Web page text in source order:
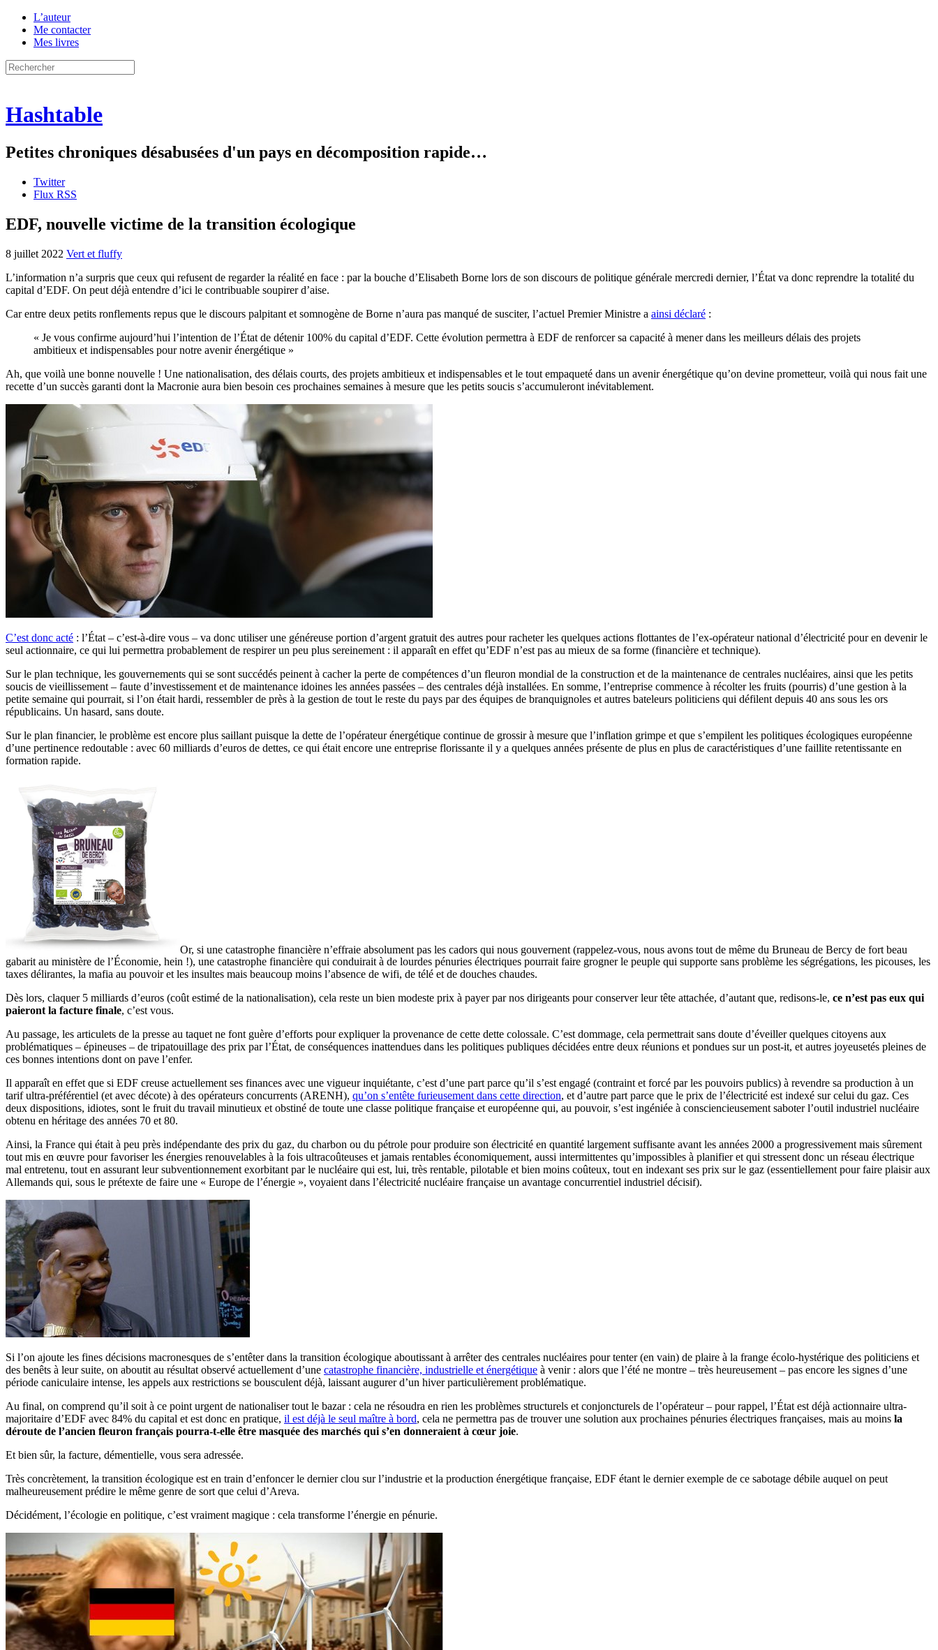
L’auteur
Me contacter
Mes livres
Hashtable
Petites chroniques désabusées d'un pays en décomposition rapide…
Twitter
Flux RSS
EDF, nouvelle victime de la transition écologique
8 juillet 2022 Vert et fluffy
L’information n’a surpris que ceux qui refusent de regarder la réalité en face : par la bouche d’Elisabeth Borne lors de son discours de politique générale mercredi dernier, l’État va donc reprendre la totalité du
capital d’EDF. On peut déjà entendre d’ici le contribuable soupirer d’aise.
Car entre deux petits ronflements repus que le discours palpitant et somnogène de Borne n’aura pas manqué de susciter, l’actuel Premier Ministre a ainsi déclaré :
« Je vous confirme aujourd’hui l’intention de l’État de détenir 100% du capital d’EDF. Cette évolution permettra à EDF de renforcer sa capacité à mener dans les meilleurs délais des projets
ambitieux et indispensables pour notre avenir énergétique »
Ah, que voilà une bonne nouvelle ! Une nationalisation, des délais courts, des projets ambitieux et indispensables et le tout empaqueté dans un avenir énergétique qu’on devine prometteur, voilà qui nous fait une
recette d’un succès garanti dont la Macronie aura bien besoin ces prochaines semaines à mesure que les petits soucis s’accumuleront inévitablement.
C’est donc acté : l’État – c’est-à-dire vous – va donc utiliser une généreuse portion d’argent gratuit des autres pour racheter les quelques actions flottantes de l’ex-opérateur national d’électricité pour en devenir le
seul actionnaire, ce qui lui permettra probablement de respirer un peu plus sereinement : il apparaît en effet qu’EDF n’est pas au mieux de sa forme (financière et technique).
Sur le plan technique, les gouvernements qui se sont succédés peinent à cacher la perte de compétences d’un fleuron mondial de la construction et de la maintenance de centrales nucléaires, ainsi que les petits
soucis de vieillissement – faute d’investissement et de maintenance idoines les années passées – des centrales déjà installées. En somme, l’entreprise commence à récolter les fruits (pourris) d’une gestion à la
petite semaine qui pourrait, si l’on était hardi, ressembler de près à la gestion de tout le reste du pays par des équipes de branquignoles et autres bateleurs politiciens qui défilent depuis 40 ans sous les ors
républicains. Un hasard, sans doute.
Sur le plan financier, le problème est encore plus saillant puisque la dette de l’opérateur énergétique continue de grossir à mesure que l’inflation grimpe et que s’empilent les politiques écologiques européenne
d’une pertinence redoutable : avec 60 milliards d’euros de dettes, ce qui était encore une entreprise florissante il y a quelques années présente de plus en plus de caractéristiques d’une faillite retentissante en
formation rapide.
Or, si une catastrophe financière n’effraie absolument pas les cadors qui nous gouvernent (rappelez-vous, nous avons tout de même du Bruneau de Bercy de fort beau
gabarit au ministère de l’Économie, hein !), une catastrophe financière qui conduirait à de lourdes pénuries électriques pourrait faire grogner le peuple qui supporte sans problème les ségrégations, les picouses, les
taxes délirantes, la mafia au pouvoir et les insultes mais beaucoup moins l’absence de wifi, de télé et de douches chaudes.
Dès lors, claquer 5 milliards d’euros (coût estimé de la nationalisation), cela reste un bien modeste prix à payer par nos dirigeants pour conserver leur tête attachée, d’autant que, redisons-le, ce n’est pas eux qui
paieront la facture finale, c’est vous.
Au passage, les articulets de la presse au taquet ne font guère d’efforts pour expliquer la provenance de cette dette colossale. C’est dommage, cela permettrait sans doute d’éveiller quelques citoyens aux
problématiques – épineuses – de tripatouillage des prix par l’État, de conséquences inattendues dans les politiques publiques décidées entre deux réunions et pondues sur un post-it, et autres joyeusetés pleines de
ces bonnes intentions dont on pave l’enfer.
Il apparaît en effet que si EDF creuse actuellement ses finances avec une vigueur inquiétante, c’est d’une part parce qu’il s’est engagé (contraint et forcé par les pouvoirs publics) à revendre sa production à un
tarif ultra-préférentiel (et avec décote) à des opérateurs concurrents (ARENH), qu’on s’entête furieusement dans cette direction, et d’autre part parce que le prix de l’électricité est indexé sur celui du gaz. Ces
deux dispositions, idiotes, sont le fruit du travail minutieux et obstiné de toute une classe politique française et européenne qui, au pouvoir, s’est ingéniée à consciencieusement saboter l’outil industriel nucléaire
obtenu en héritage des années 70 et 80.
Ainsi, la France qui était à peu près indépendante des prix du gaz, du charbon ou du pétrole pour produire son électricité en quantité largement suffisante avant les années 2000 a progressivement mais sûrement
tout mis en œuvre pour favoriser les énergies renouvelables à la fois ultracoûteuses et jamais rentables économiquement, aussi intermittentes qu’impossibles à planifier et qui stressent donc un réseau électrique
mal entretenu, tout en assurant leur subventionnement exorbitant par le nucléaire qui est, lui, très rentable, pilotable et bien moins coûteux, tout en indexant ses prix sur le gaz (essentiellement pour faire plaisir aux
Allemands qui, sous le prétexte de faire une « Europe de l’énergie », voyaient dans l’électricité nucléaire française un avantage concurrentiel industriel décisif).
Si l’on ajoute les fines décisions macronesques de s’entêter dans la transition écologique aboutissant à arrêter des centrales nucléaires pour tenter (en vain) de plaire à la frange écolo-hystérique des politiciens et
des benêts à leur suite, on aboutit au résultat observé actuellement d’une catastrophe financière, industrielle et énergétique à venir : alors que l’été ne montre – très heureusement – pas encore les signes d’une
période caniculaire intense, les appels aux restrictions se bousculent déjà, laissant augurer d’un hiver particulièrement problématique.
Au final, on comprend qu’il soit à ce point urgent de nationaliser tout le bazar : cela ne résoudra en rien les problèmes structurels et conjoncturels de l’opérateur – pour rappel, l’État est déjà actionnaire ultra-
majoritaire d’EDF avec 84% du capital et est donc en pratique, il est déjà le seul maître à bord, cela ne permettra pas de trouver une solution aux prochaines pénuries électriques françaises, mais au moins la
déroute de l’ancien fleuron français pourra-t-elle être masquée des marchés qui s’en donneraient à cœur joie.
Et bien sûr, la facture, démentielle, vous sera adressée.
Très concrètement, la transition écologique est en train d’enfoncer le dernier clou sur l’industrie et la production énergétique française, EDF étant le dernier exemple de ce sabotage débile auquel on peut
malheureusement prédire le même genre de sort que celui d’Areva.
Décidément, l’écologie en politique, c’est vraiment magique : cela transforme l’énergie en pénurie.